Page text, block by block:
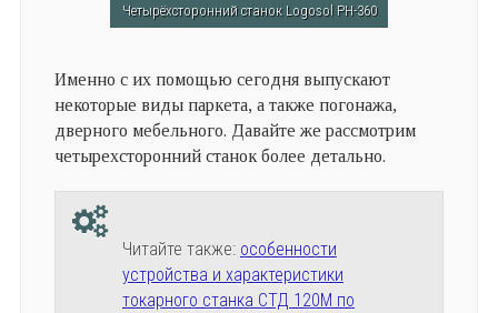
Четырёхсторонний станок Logosol РН-360
Именно с их помощью сегодня выпускают
некоторые виды паркета, а также погонажа,
дверного мебельного. Давайте же рассмотрим
четырехсторонний станок более детально.
Читайте также: особенности
устройства и характеристики
токарного станка СТД 120М по